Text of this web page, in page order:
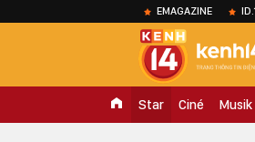
EMAGAZINE
Star Ciné Musik